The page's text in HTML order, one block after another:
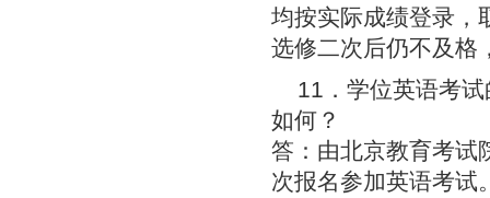
均按实际成绩登录，
选修二次后仍不及格
11．学位英语考
如何？
答：由北京教育考试
次报名参加英语考试